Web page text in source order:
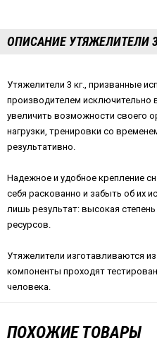
ОПИСАНИЕ УТЯЖЕЛИТЕЛИ
Утяжелители 3 кг., призванные
производителем исключительно
увеличить возможности своего
нагрузки, тренировки со
результативно.
Надежное и удобное крепление
себя раскованно и забыть об их
лишь результат: высокая
ресурсов.
Утяжелители изготавливаются
компоненты проходят
человека.
ПОХОЖИЕ ТОВАРЫ